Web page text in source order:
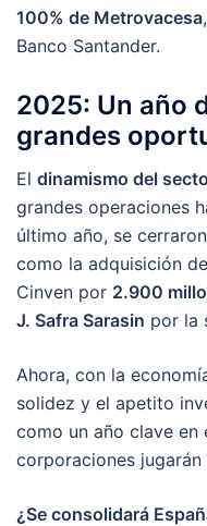
100% de Metrovacesa
Banco Santander.
2025: Un año
grandes
El dinamismo del
grandes operaciones
último año, se
como la adquisición
Cinven por 2.900
J. Safra Sarasin por la
Ahora, con la
solidez y el apetito
como un año clave en
corporaciones
¿Se consolidará